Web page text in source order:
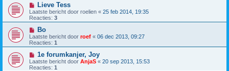
Lieve Tess
Laatste bericht door roelien « 25 feb 2014, 19:35
Reacties: 3
Bo
Laatste bericht door roef « 06 dec 2013, 09:27
Reacties: 1
1e forumkanjer, Joy
Laatste bericht door AnjaS « 20 sep 2013, 15:53
Reacties: 1